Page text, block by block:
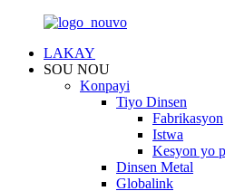
LAKAY
SOU NOU
Konpayi
Tiyo Dinsen
Fabrikasyon
Istwa
Kesyon yo
Dinsen Metal
Globalink